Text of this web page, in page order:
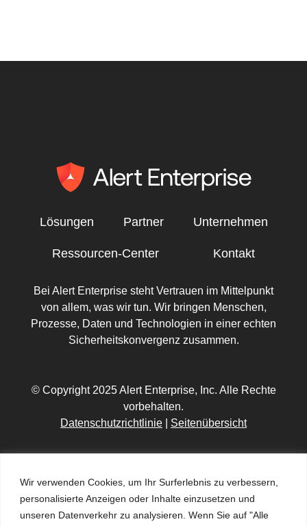
Wir verwenden Cookies, um Ihr Surferlebnis zu verbessern,
personalisierte Anzeigen oder Inhalte einzusetzen und
unseren Datenverkehr zu analysieren. Wenn Sie auf "Alle
Lösungen Partner Unternehmen
Ressourcen-Center Kontakt
Bei Alert Enterprise steht Vertrauen im Mittelpunkt
von allem, was wir tun. Wir bringen Menschen,
Prozesse, Daten und Technologien in einer echten
Sicherheitskonvergenz zusammen.
© Copyright 2025 Alert Enterprise, Inc. Alle Rechte
vorbehalten.
Datenschutzrichtlinie
Seitenübersicht